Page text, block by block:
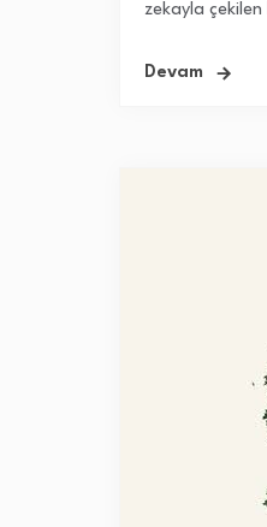
zekayla
Devam